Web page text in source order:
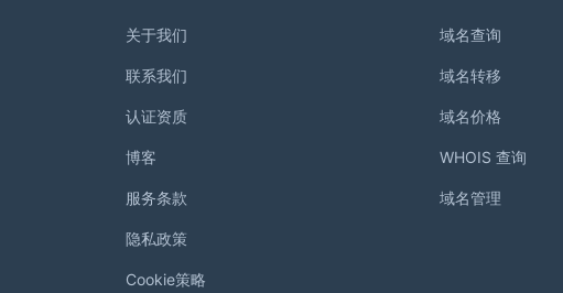
关于我们
联系我们
认证资质
博客
服务条款
隐私政策
Cookie策略
域名查询
域名转移
域名价格
WHOIS 查询
域名管理